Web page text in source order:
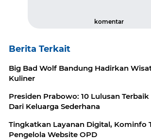
komentar
Berita Terkait
Big Bad Wolf Bandung Hadirkan
Kuliner
Presiden Prabowo: 10 Lulusan Terbaik
Dari Keluarga Sederhana
Tingkatkan Layanan Digital, Kominfo
Pengelola Website OPD